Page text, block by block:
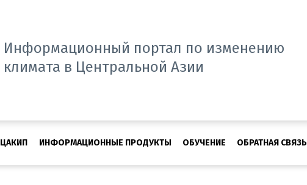
Информационный портал по изменению
климата в Центральной Азии
ЦАКИП ИНФОРМАЦИОННЫЕ ПРОДУКТЫ ОБУЧЕНИЕ ОБРАТНАЯ СВЯЗЬ